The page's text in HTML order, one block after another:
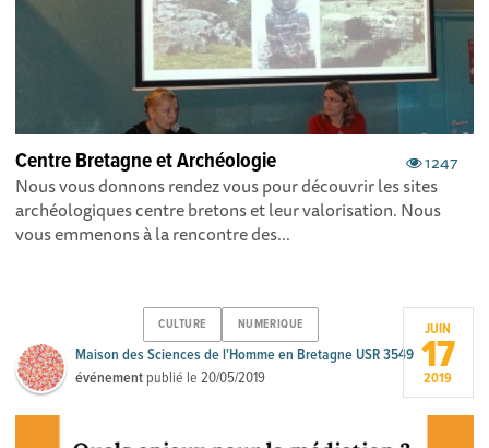
1247
Centre Bretagne et Archéologie
Nous vous donnons rendez vous pour découvrir les sites
archéologiques centre bretons et leur valorisation. Nous
vous emmenons à la rencontre des...
CULTURE NUMERIQUE
Maison des Sciences de l'Homme en Bretagne USR 3549
événement publié le20/05/2019
JUIN
17
2019